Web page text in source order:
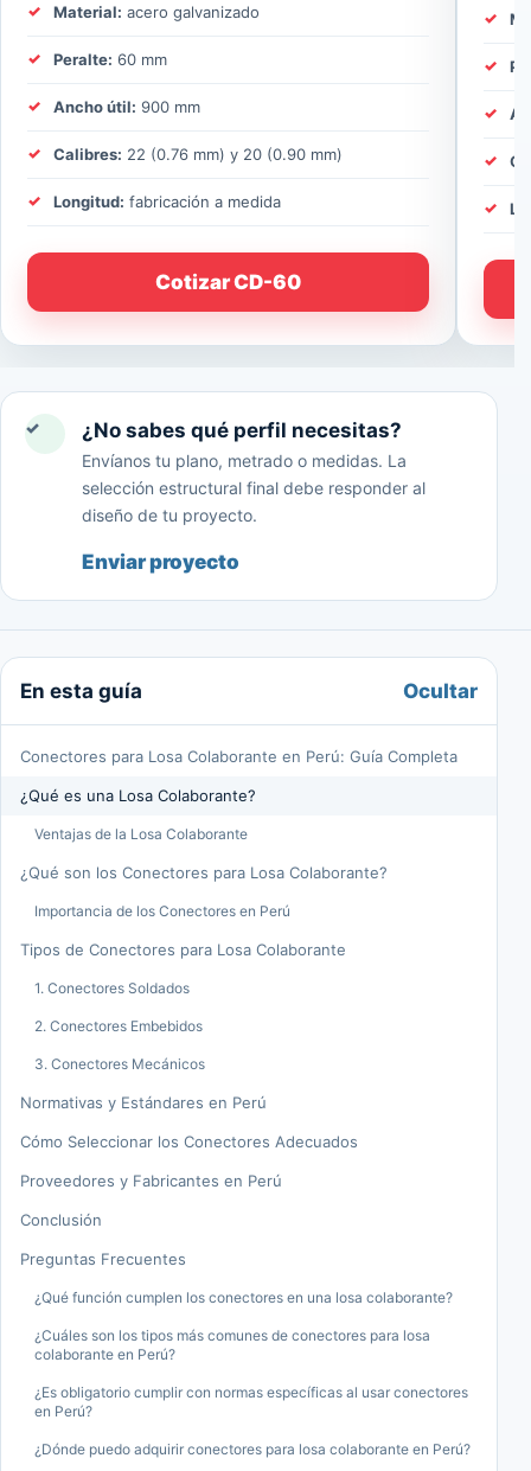
Material: acero galvanizado
Peralte: 60 mm
Ancho útil: 900 mm
Calibres: 22 (0.76 mm) y 20 (0.90 mm)
Longitud: fabricación a medida
Cotizar CD-60
✓ ¿No sabes qué perfil necesitas?
Envíanos tu plano, metrado o medidas. La
selección estructural final debe responder al
diseño de tu proyecto.
Enviar proyecto
En esta guía Ocultar
Conectores para Losa Colaborante en Perú: Guía Completa
¿Qué es una Losa Colaborante?
Ventajas de la Losa Colaborante
¿Qué son los Conectores para Losa Colaborante?
Importancia de los Conectores en Perú
Tipos de Conectores para Losa Colaborante
1. Conectores Soldados
2. Conectores Embebidos
3. Conectores Mecánicos
Normativas y Estándares en Perú
Cómo Seleccionar los Conectores Adecuados
Proveedores y Fabricantes en Perú
Conclusión
Preguntas Frecuentes
¿Qué función cumplen los conectores en una losa colaborante?
¿Cuáles son los tipos más comunes de conectores para losa
colaborante en Perú?
¿Es obligatorio cumplir con normas específicas al usar conectores
en Perú?
¿Dónde puedo adquirir conectores para losa colaborante en Perú?